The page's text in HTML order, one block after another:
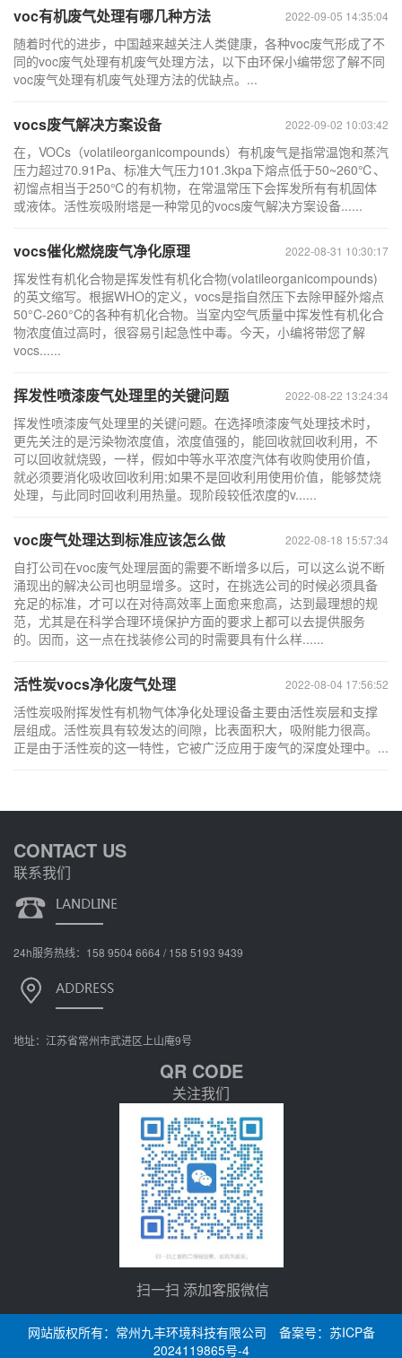
2022-09-05 14:35:04
voc有机废气处理有哪几种方法
随着时代的进步，中国越来越关注人类健康，各种voc废气形成了不
同的voc废气处理有机废气处理方法，以下由环保小编带您了解不同
voc废气处理有机废气处理方法的优缺点。...
2022-09-02 10:03:42
vocs废气解决方案设备
在，VOCs（volatileorganicompounds）有机废气是指常温饱和蒸汽
压力超过70.91Pa、标准大气压力101.3kpa下熔点低于50~260℃、
初馏点相当于250℃的有机物，在常温常压下会挥发所有有机固体
或液体。活性炭吸附塔是一种常见的vocs废气解决方案设备......
2022-08-31 10:30:17
vocs催化燃烧废气净化原理
挥发性有机化合物是挥发性有机化合物(volatileorganicompounds)
的英文缩写。根据WHO的定义，vocs是指自然压下去除甲醛外熔点
50°C-260°C的各种有机化合物。当室内空气质量中挥发性有机化合
物浓度值过高时，很容易引起急性中毒。今天，小编将带您了解
vocs......
2022-08-22 13:24:34
挥发性喷漆废气处理里的关键问题
挥发性喷漆废气处理里的关键问题。在选择喷漆废气处理技术时，
更先关注的是污染物浓度值，浓度值强的，能回收就回收利用，不
可以回收就烧毁，一样，假如中等水平浓度汽体有收购使用价值，
就必须要消化吸收回收利用;如果不是回收利用使用价值，能够焚烧
处理，与此同时回收利用热量。现阶段较低浓度的v......
2022-08-18 15:57:34
voc废气处理达到标准应该怎么做
自打公司在voc废气处理层面的需要不断增多以后，可以这么说不断
涌现出的解决公司也明显增多。这时，在挑选公司的时候必须具备
充足的标准，才可以在对待高效率上面愈来愈高，达到最理想的规
范，尤其是在科学合理环境保护方面的要求上都可以去提供服务
的。因而，这一点在找装修公司的时需要具有什么样......
2022-08-04 17:56:52
活性炭vocs净化废气处理
活性炭吸附挥发性有机物气体净化处理设备主要由活性炭层和支撑
层组成。活性炭具有较发达的间隙，比表面积大，吸附能力很高。
正是由于活性炭的这一特性，它被广泛应用于废气的深度处理中。...
CONTACT US
联系我们
24h服务热线：158 9504 6664 / 158 5193 9439
地址：江苏省常州市武进区上山庵9号
QR CODE
关注我们
扫一扫 添加客服微信
网站版权所有：常州九丰环境科技有限公司 备案号： 苏ICP备
2024119865号-4